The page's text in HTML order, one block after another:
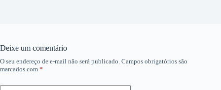
Deixe um comentário
O seu endereço de e-mail não será publicado. Campos obrigatórios são
marcados com *